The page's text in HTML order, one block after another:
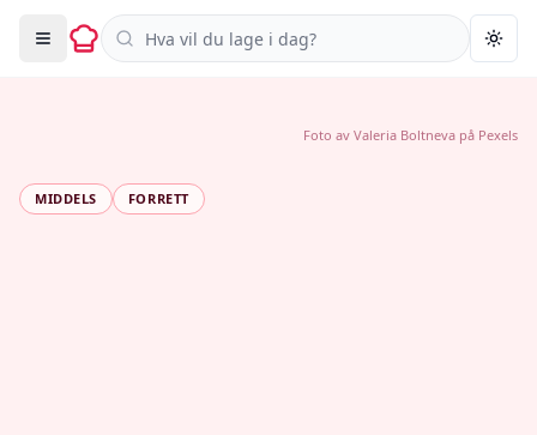
Søk i oppskrifter
MIDDELS FORRETT
Foto av Valeria Boltneva på Pexels